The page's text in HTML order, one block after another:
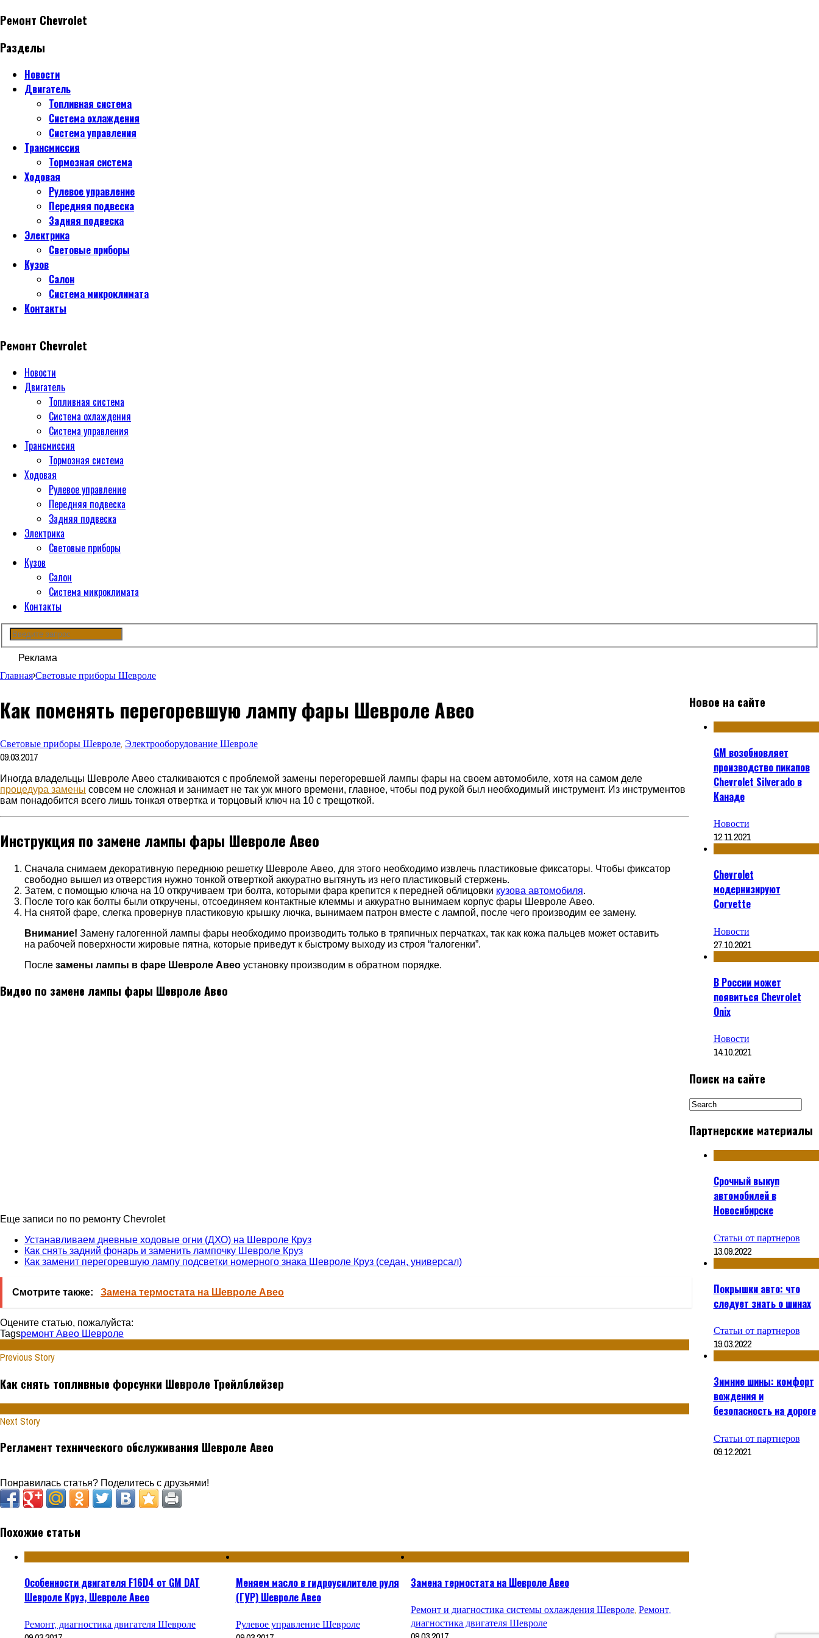
Ремонт Chevrolet
Разделы
Новости
Двигатель
Топливная система
Система охлаждения
Система управления
Трансмиссия
Тормозная система
Ходовая
Рулевое управление
Передняя подвеска
Задняя подвеска
Электрика
Световые приборы
Кузов
Салон
Система микроклимата
Контакты
Ремонт Chevrolet
Новости
Двигатель
Топливная система
Система охлаждения
Система управления
Трансмиссия
Тормозная система
Ходовая
Рулевое управление
Передняя подвеска
Задняя подвеска
Электрика
Световые приборы
Кузов
Салон
Система микроклимата
Контакты
Реклама
Главная›Световые приборы Шевроле
Как поменять перегоревшую лампу фары Шевроле Авео
Световые приборы Шевроле, Электрооборудование Шевроле
09.03.2017
Иногда владельцы Шевроле Авео сталкиваются с проблемой замены перегоревшей лампы фары на своем автомобиле, хотя на самом деле
процедура замены совсем не сложная и занимает не так уж много времени, главное, чтобы под рукой был необходимый инструмент. Из инструментов
вам понадобится всего лишь тонкая отвертка и торцовый ключ на 10 с трещоткой.
Инструкция по замене лампы фары Шевроле Авео
Сначала снимаем декоративную переднюю решетку Шевроле Авео, для этого необходимо извлечь пластиковые фиксаторы. Чтобы фиксатор
свободно вышел из отверстия нужно тонкой отверткой аккуратно вытянуть из него пластиковый стержень.
Затем, с помощью ключа на 10 откручиваем три болта, которыми фара крепится к передней облицовки кузова автомобиля.
После того как болты были откручены, отсоединяем контактные клеммы и аккуратно вынимаем корпус фары Шевроле Авео.
На снятой фаре, слегка провернув пластиковую крышку лючка, вынимаем патрон вместе с лампой, после чего производим ее замену.
Внимание! Замену галогенной лампы фары необходимо производить только в тряпичных перчатках, так как кожа пальцев может оставить
на рабочей поверхности жировые пятна, которые приведут к быстрому выходу из строя “галогенки”.
После замены лампы в фаре Шевроле Авео установку производим в обратном порядке.
Видео по замене лампы фары Шевроле Авео
Еще записи по по ремонту Chevrolet
Устанавливаем дневные ходовые огни (ДХО) на Шевроле Круз
Как снять задний фонарь и заменить лампочку Шевроле Круз
Как заменит перегоревшую лампу подсветки номерного знака Шевроле Круз (седан, универсал)
Смотрите также: Замена термостата на Шевроле Авео
Оцените статью, пожалуйста:
Tagsремонт Авео Шевроле
Previous Story
Как снять топливные форсунки Шевроле Трейлблейзер
Next Story
Регламент технического обслуживания Шевроле Авео
Понравилась статья? Поделитесь с друзьями!
Похожие статьи
Особенности двигателя F16D4 от GM DAT
Шевроле Круз, Шевроле Авео
Ремонт, диагностика двигателя Шевроле
Меняем масло в гидроусилителе руля
(ГУР) Шевроле Авео
Рулевое управление Шевроле
Замена термостата на Шевроле Авео
Ремонт и диагностика системы охлаждения Шевроле, Ремонт,
диагностика двигателя Шевроле
Новое на сайте
GM возобновляет
производство пикапов
Chevrolet Silverado в
Канаде
Новости
12.11.2021
Chevrolet
модернизируют
Corvette
Новости
27.10.2021
В России может
появиться Chevrolet
Onix
Новости
14.10.2021
Поиск на сайте
Партнерские материалы
Срочный выкуп
автомобилей в
Новосибирске
Статьи от партнеров
13.09.2022
Покрышки авто: что
следует знать о шинах
Статьи от партнеров
19.03.2022
Зимние шины: комфорт
вождения и
безопасность на дороге
Статьи от партнеров
09.12.2021